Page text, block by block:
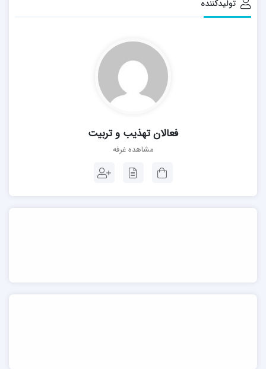
تولیدکننده
فعالان تهذیب و تربیت
مشاهده غرفه